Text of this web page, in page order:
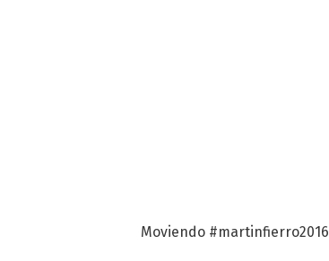
Moviendo #martinfierro2016